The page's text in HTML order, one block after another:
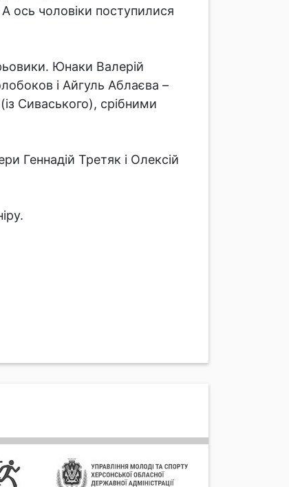
ось чоловіки поступилися
Юнаки Валерій
і Айгуль Аблаєва –
Сиваського), срібними
Геннадій Третяк і Олексій